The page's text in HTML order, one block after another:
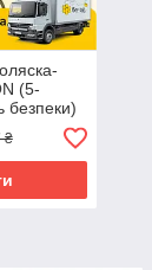
(5-
безпеки)
₴